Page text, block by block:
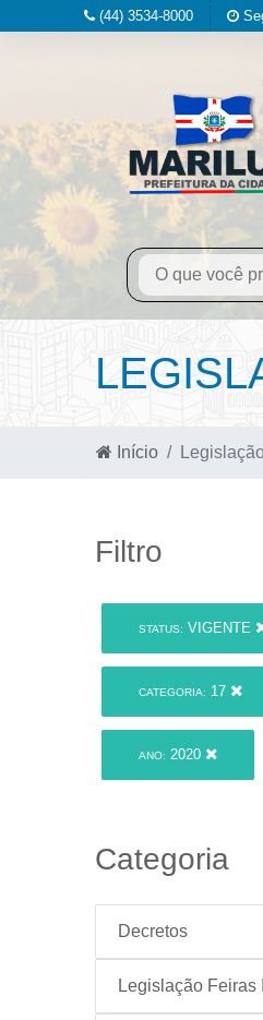
(44) 3534-8000
Início
Filtro
STATUS: VIGENTE
CATEGORIA: 17
ANO: 2020
Categoria
Decretos
Legislação Feiras